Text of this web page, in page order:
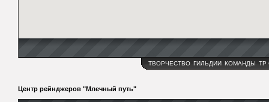
ТВОРЧЕСТВО ГИЛЬДИИ КОМАНДЫ ТР
Центр рейнджеров "Млечный путь"